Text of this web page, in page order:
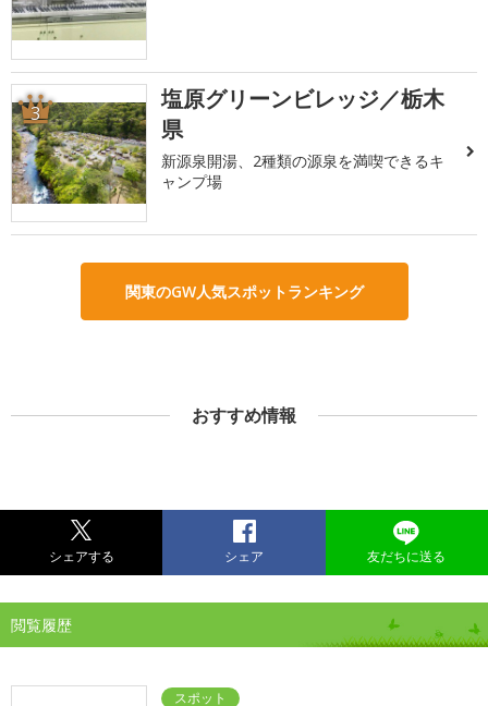
3
塩原グリーンビレッジ／栃木
県
新源泉開湯、2種類の源泉を満喫できるキ
ャンプ場
関東のGW人気スポットランキング
おすすめ情報
シェアする シェア 友だちに送る
閲覧履歴